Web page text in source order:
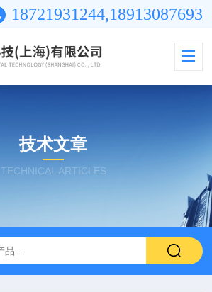
18721931244,18913087693
技术文章
TECHNICAL ARTICLES